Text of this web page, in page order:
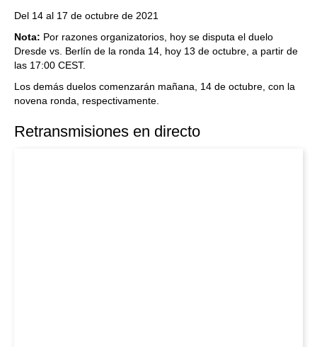
Del 14 al 17 de octubre de 2021
Nota: Por razones organizatorios, hoy se disputa el duelo
Dresde vs. Berlín de la ronda 14, hoy 13 de octubre, a partir de
las 17:00 CEST.
Los demás duelos comenzarán mañana, 14 de octubre, con la
novena ronda, respectivamente.
Retransmisiones en directo